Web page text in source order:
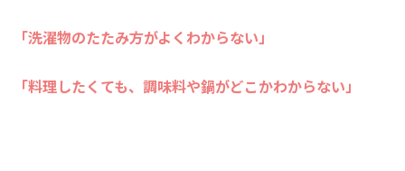
「洗濯物のたたみ方がよくわからない」
「料理したくても、調味料や鍋がどこかわからない」